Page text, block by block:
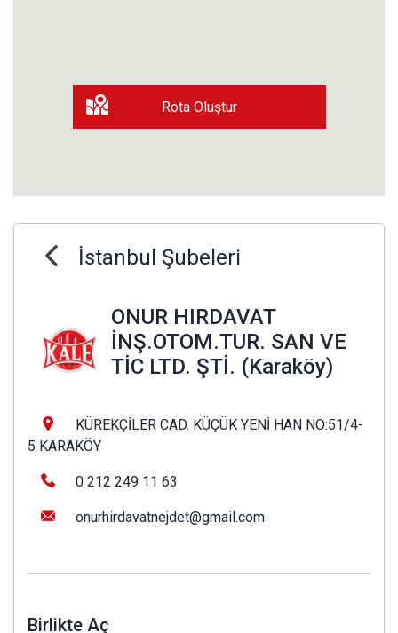
Rota Oluştur
ONUR HIRDAVAT
İNŞ.OTOM.TUR. SAN VE
KÜREKÇİLER CAD. KÜÇÜK YENİ HAN NO:51/4-
5 KARAKÖY
0 212 249 11 63